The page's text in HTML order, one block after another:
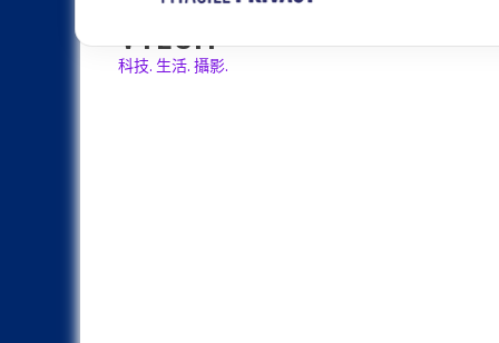
VTECH
科技. 生活. 攝影.